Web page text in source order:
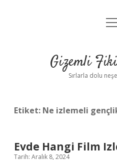
Yasal
Gizemli
Sırlarla dolu
Etiket: Ne izlemeli
Evde Hangi Film
Tarih: Aralık 8, 2024